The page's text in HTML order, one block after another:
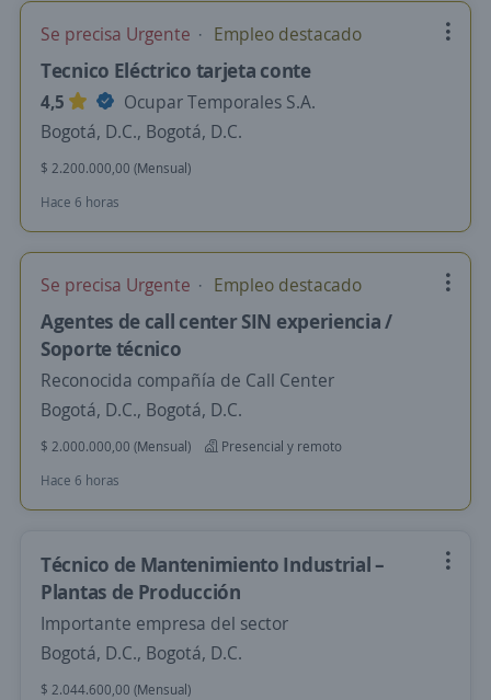
Se precisa Urgente Empleo destacado
Tecnico Eléctrico tarjeta conte
4,5
Ocupar Temporales S.A.
Bogotá, D.C., Bogotá, D.C.
$ 2.200.000,00 (Mensual)
Hace 6 horas
Se precisa Urgente Empleo destacado
Agentes de call center SIN experiencia /
Soporte técnico
Reconocida compañía de Call Center
Bogotá, D.C., Bogotá, D.C.
$ 2.000.000,00 (Mensual)
Presencial y remoto
Hace 6 horas
Técnico de Mantenimiento Industrial –
Plantas de Producción
Importante empresa del sector
Bogotá, D.C., Bogotá, D.C.
$ 2.044.600,00 (Mensual)